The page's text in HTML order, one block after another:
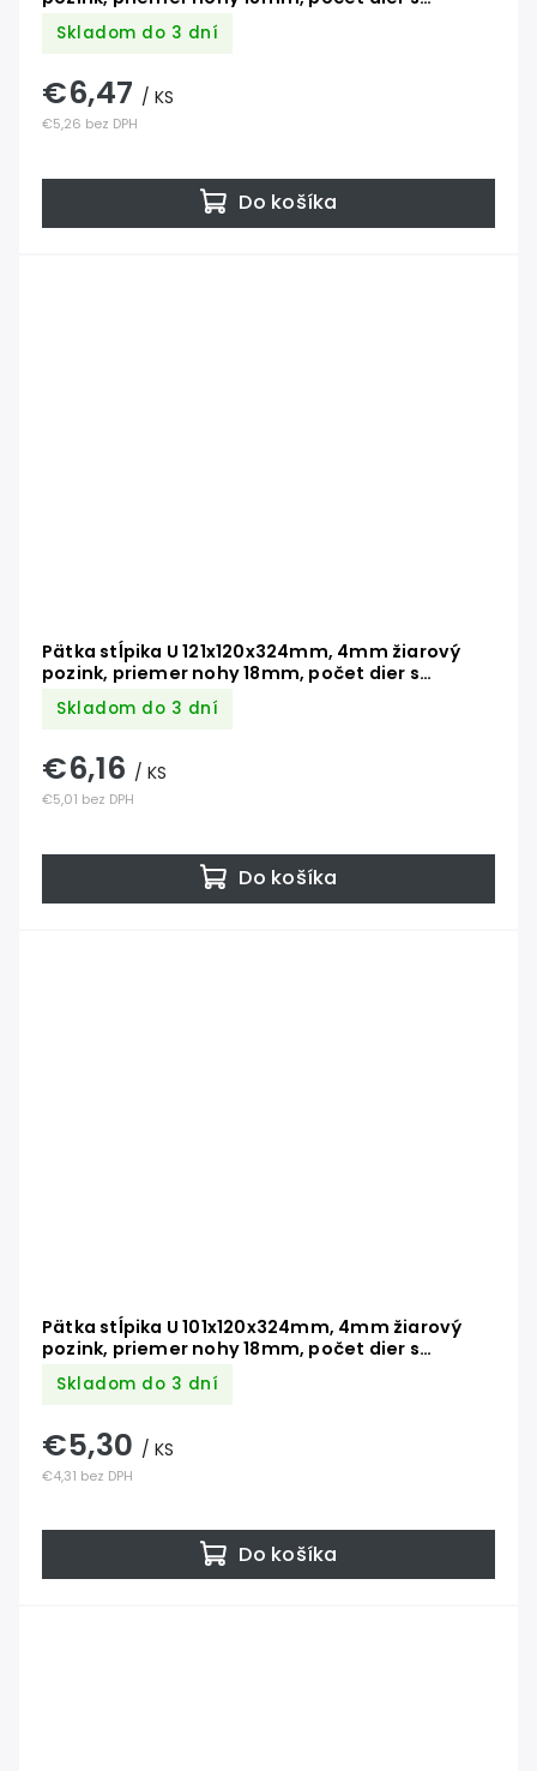
priemerom 11mm-6ks
Skladom do 3 dní
€5,26 bez DPH
€6,47 / KS
Do košíka
Pätka stĺpika U 121x120x324mm, 4mm žiarový
pozink, priemer nohy 18mm, počet dier s
priemerom 11mm-6ks
Skladom do 3 dní
€5,01 bez DPH
€6,16 / KS
Do košíka
Pätka stĺpika U 101x120x324mm, 4mm žiarový
pozink, priemer nohy 18mm, počet dier s
priemerom 11mm-6ks
Skladom do 3 dní
€4,31 bez DPH
€5,30 / KS
Do košíka